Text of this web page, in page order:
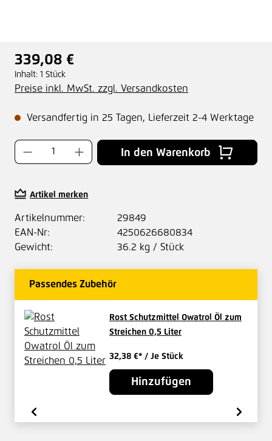
Regulärer Preis:
339,08 €
Inhalt: 1 Stück
Preise inkl. MwSt. zzgl. Versandkosten
Versandfertig in 25 Tagen, Lieferzeit 2-4 Werktage
Produkt Anzahl: Gib den gewünschten
In den Warenkorb
Artikel merken
Artikelnummer:
29849
EAN-Nr:
4250626680834
Gewicht:
36.2 kg / Stück
Passendes Zubehör
Rost Schutzmittel Owatrol Öl zum
Streichen 0,5 Liter
32,38 €* / Je Stück
Hinzufügen